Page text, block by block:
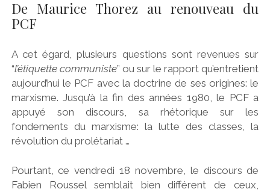
De Maurice Thorez au renouveau du
PCF
A cet égard, plusieurs questions sont revenues sur
“l’étiquette communiste” ou sur le rapport qu’entretient
aujourd’hui le PCF avec la doctrine de ses origines: le
marxisme. Jusqu’à la fin des années 1980, le PCF a
appuyé son discours, sa rhétorique sur les
fondements du marxisme: la lutte des classes, la
révolution du prolétariat …
Pourtant, ce vendredi 18 novembre, le discours de
Fabien Roussel semblait bien différent de ceux,